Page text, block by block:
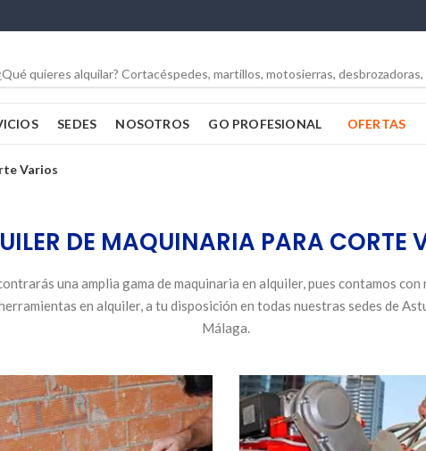
SEDES NOSOTROS GO PROFESIONAL OFERTAS
Varios
DE MAQUINARIA PARA CORTE
una amplia gama de maquinaria en alquiler, pues contamos
en alquiler, a tu disposición en todas nuestras sedes de
Málaga.